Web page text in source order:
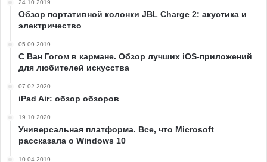
24.10.2019
Обзор портативной колонки JBL Charge 2: акустика и
электричество
05.09.2019
С Ван Гогом в кармане. Обзор лучших iOS-приложений
для любителей искусства
07.02.2020
iPad Air: обзор обзоров
19.10.2020
Универсальная платформа. Все, что Microsoft
рассказала о Windows 10
10.04.2019